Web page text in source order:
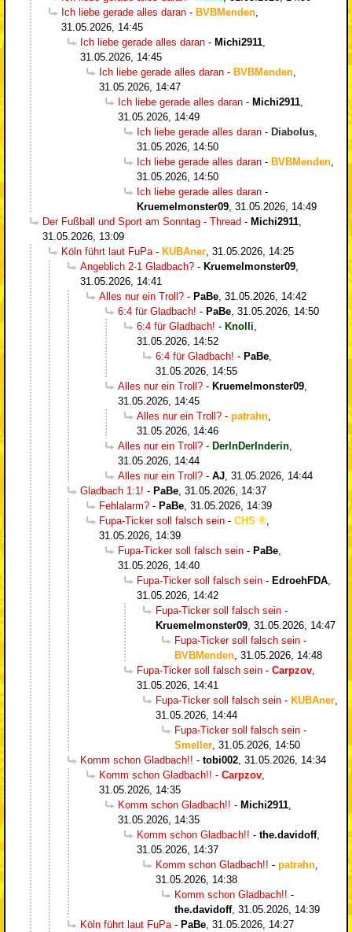
Ich liebe gerade alles daran - BVBMenden
31.05.2026, 14:45
Ich liebe gerade alles daran - Michi2911
31.05.2026, 14:45
Ich liebe gerade alles daran - BVBMenden
31.05.2026, 14:47
Ich liebe gerade alles daran - Michi2911
31.05.2026, 14:49
Ich liebe gerade alles daran - Diabolus
31.05.2026, 14:50
Ich liebe gerade alles daran - BVBMenden
31.05.2026, 14:50
Ich liebe gerade alles daran -
Kruemelmonster09 31.05.2026, 14:49
Der Fußball und Sport am Sonntag - Thread - Michi2911
31.05.2026, 13:09
Köln führt laut FuPa - KUBAner 31.05.2026, 14:25
Angeblich 2-1 Gladbach? - Kruemelmonster09
31.05.2026, 14:41
Alles nur ein Troll? - PaBe 31.05.2026, 14:42
6:4 für Gladbach! - PaBe 31.05.2026, 14:50
6:4 für Gladbach! - Knolli
31.05.2026, 14:52
6:4 für Gladbach! - PaBe
31.05.2026, 14:55
Alles nur ein Troll? - Kruemelmonster09
31.05.2026, 14:45
Alles nur ein Troll? - patrahn
31.05.2026, 14:46
Alles nur ein Troll? - DerInDerInderin
31.05.2026, 14:44
Alles nur ein Troll? - AJ 31.05.2026, 14:44
Gladbach 1:1! - PaBe 31.05.2026, 14:37
Fehlalarm? - PaBe 31.05.2026, 14:39
Fupa-Ticker soll falsch sein - CHS
31.05.2026, 14:39
Fupa-Ticker soll falsch sein - PaBe
31.05.2026, 14:40
Fupa-Ticker soll falsch sein - EdroehFDA
31.05.2026, 14:42
Fupa-Ticker soll falsch sein -
Kruemelmonster09 31.05.2026, 14:47
Fupa-Ticker soll falsch sein -
BVBMenden 31.05.2026, 14:48
Fupa-Ticker soll falsch sein - Carpzov
31.05.2026, 14:41
Fupa-Ticker soll falsch sein - KUBAner
31.05.2026, 14:44
Fupa-Ticker soll falsch sein -
Smeller 31.05.2026, 14:50
Komm schon Gladbach!! - tobi002 31.05.2026, 14:34
Komm schon Gladbach!! - Carpzov
31.05.2026, 14:35
Komm schon Gladbach!! - Michi2911
31.05.2026, 14:35
Komm schon Gladbach!! - the.davidoff,
31.05.2026, 14:37
Komm schon Gladbach!! - patrahn
31.05.2026, 14:38
Komm schon Gladbach!! -
the.davidoff, 31.05.2026, 14:39
Köln führt laut FuPa - PaBe 31.05.2026, 14:27